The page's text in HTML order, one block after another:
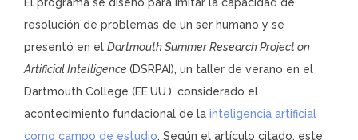
resolución de problemas de un ser humano y se
presentó en el Dartmouth Summer Research Project on
Artificial Intelligence (DSRPAI), un taller de verano en el
Dartmouth College (EE.UU.), considerado el
acontecimiento fundacional de la inteligencia artificial
como campo de estudio. Según el artículo citado, este